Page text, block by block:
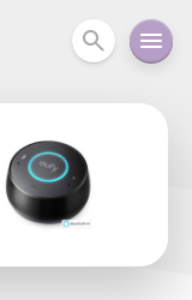
カメラ